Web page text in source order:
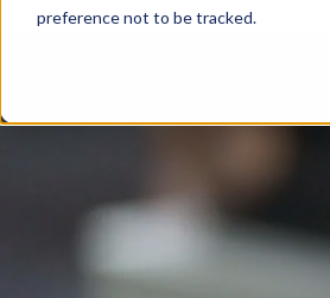
preference not to be tracked.